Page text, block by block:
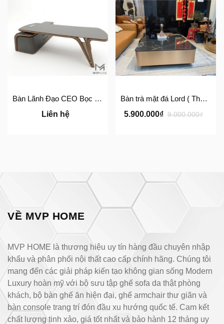
Bàn Lãnh Đạo CEO Bọc Da Cao Cấp BLĐ-01
Liên hệ
Bàn trà mặt đá Lord ( Thân gỗ)
5.900.000₫9.000.000₫
VỀ MVP HOME
MVP HOME là thương hiệu uy tín hàng đầu chuyên nhập
khẩu và phân phối nội thất cao cấp chính hãng. Chúng tôi
mang đến các giải pháp kiến tạo không gian sống Modern
Luxury hoàn mỹ với bộ sưu tập ghế sofa da thật phòng
khách, bộ bàn ghế ăn hiện đại, ghế armchair thư giãn và
bàn console trang trí đón đầu xu hướng quốc tế. Cam kết
chất lượng tinh xảo, giá tốt nhất và bảo hành 12 tháng uy